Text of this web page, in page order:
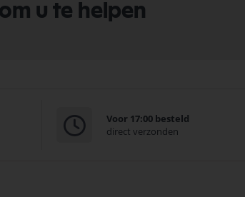
u te helpen
Voor 17:00 besteld
direct verzonden